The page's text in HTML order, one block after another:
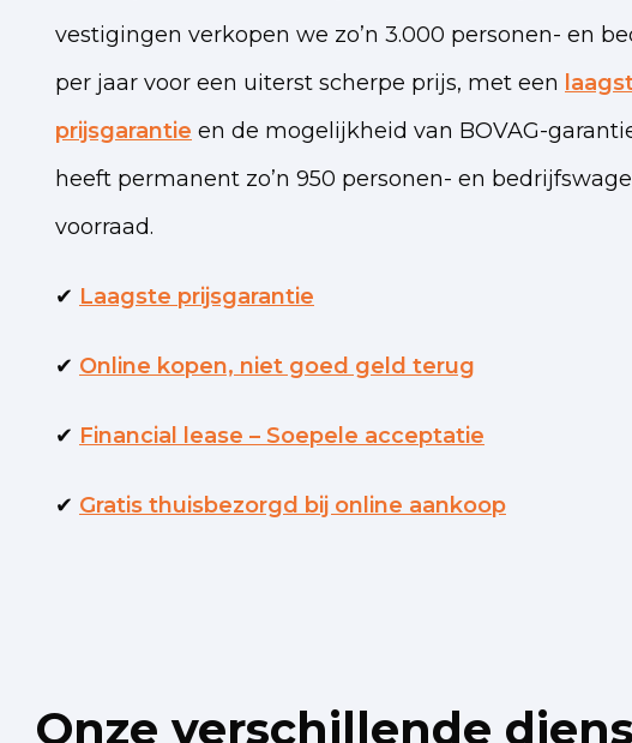
vestigingen verkopen we zo’n 3.000 personen- en
per jaar voor een uiterst scherpe prijs, met een
prijsgarantie en de mogelijkheid van BOVAG-
heeft permanent zo’n 950 personen- en
voorraad.
✔ Laagste prijsgarantie
✔ Online kopen, niet goed geld terug
✔ Financial lease – Soepele acceptatie
✔ Gratis thuisbezorgd bij online aankoop
Onze verschillende